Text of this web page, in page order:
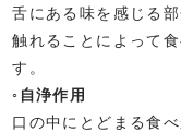
舌にある味を感じる
触れることによって
す。
◦ 自浄作用
口の中にとどまる食